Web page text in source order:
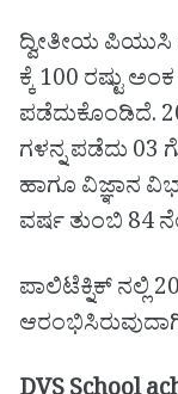
ದ್ವೀತೀಯ ಪಿಯುಸಿ
ಕ್ಕೆ 100 ರಷ್ಟು
ಪಡೆದುಕೊಂಡಿದೆ.
ಗಳನ್ನ ಪಡೆದು
ಹಾಗೂ ವಿಜ್ಞಾನ
ವರ್ಷ ತುಂಬಿ 84
ಪಾಲಿಟೆಕ್ನಿಕ್ ನಲ್ಲಿ